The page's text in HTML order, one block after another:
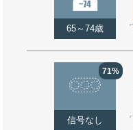
65～74歳
71%
信号なし